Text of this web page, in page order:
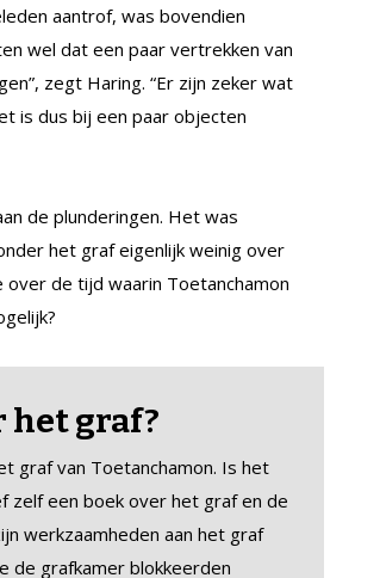
aantrof, was bovendien
wel dat een paar vertrekken van
zegt Haring. “Er zijn zeker wat
is dus bij een paar objecten
de plunderingen. Het was
het graf eigenlijk weinig over
over de tijd waarin Toetanchamon
het graf?
graf van Toetanchamon. Is het
zelf een boek over het graf en de
werkzaamheden aan het graf
de grafkamer blokkeerden